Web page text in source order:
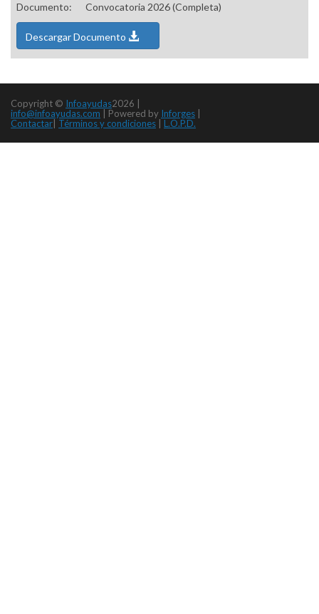
Documento:
Convocatoria 2026 (Completa)
Descargar Documento
Copyright © Infoayudas2026 |
info@infoayudas.com
Powered by Inforges
Contactar Términos y condiciones L.O.P.D.